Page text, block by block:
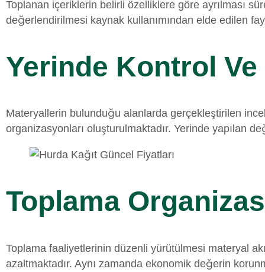
Toplanan içeriklerin belirli özelliklere göre ayrılması
değerlendirilmesi kaynak kullanımından elde edilen
Yerinde Kontrol Ve
Materyallerin bulunduğu alanlarda gerçekleştirilen
organizasyonları oluşturulmaktadır. Yerinde yapılan
Toplama
Toplama faaliyetlerinin düzenli yürütülmesi materyal
azaltmaktadır. Aynı zamanda ekonomik değerin